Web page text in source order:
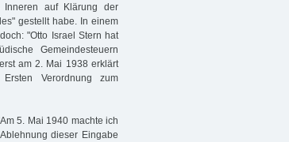
Inneren auf Klärung der
gestellt habe. In einem
"Otto Israel Stern hat
Gemeindesteuern
am 2. Mai 1938 erklärt
Verordnung zum
5. Mai 1940 machte ich
dieser Eingabe